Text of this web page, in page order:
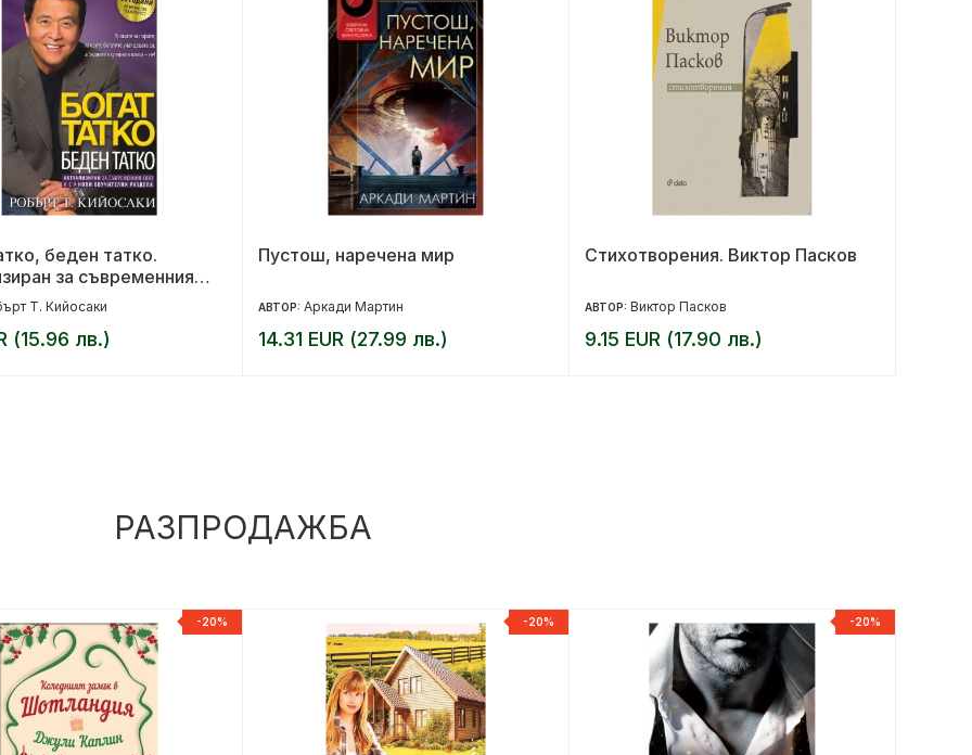
беден татко.
за съвременния
нови обучителни
Т. Кийосаки
(15.96 лв.)
Пустош, наречена мир
АВТОР: Аркади Мартин
14.31 EUR (27.99 лв.)
Стихотворения. Виктор Пасков
АВТОР: Виктор Пасков
9.15 EUR (17.90 лв.)
РАЗПРОДАЖБА
-20% -20% -20%